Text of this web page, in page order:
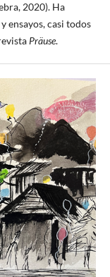
2020). Ha
ensayos, casi todos
Präuse.